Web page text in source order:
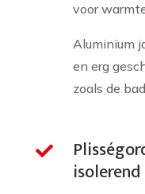
voor
Aluminium
en erg
zoals de

isolerend